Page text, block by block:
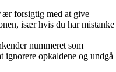
forsigtig med at give
især hvis du har mistanke
nummeret som
opkaldene og undgå